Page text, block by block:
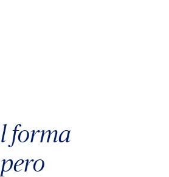
forma